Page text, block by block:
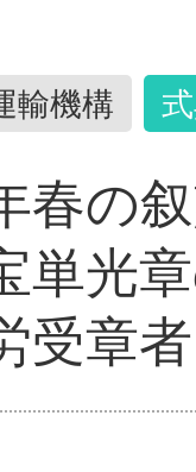
輸機構
春の
光
受章者